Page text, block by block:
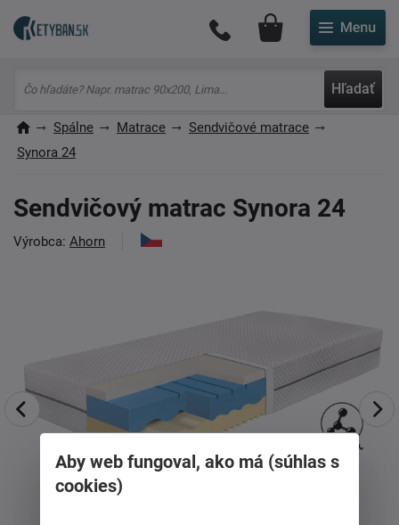
Hľadať
Môj účet
Spálne Matrace
Sendvičové matrace
Synora 24
Sendvičový matrac Synora 24
Výrobca: Ahorn
Aby web fungoval, ako má (súhlas s
cookies)